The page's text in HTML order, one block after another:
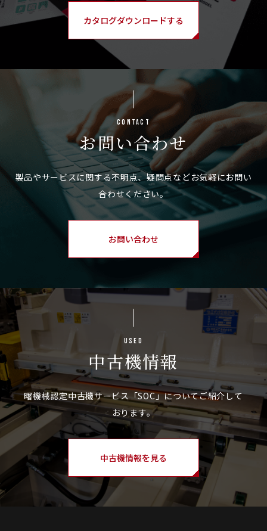
カタログダウンロードする
Contact
お問い合わせ
お問い合わせ
Used
中古機情報
中古機情報を見る